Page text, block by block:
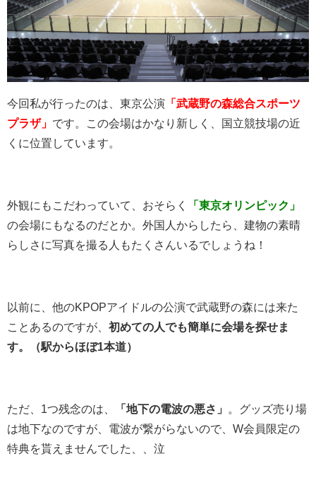
今回私が行ったのは、東京公演 「武蔵野の森総合スポーツ
プラザ」 です。この会場はかなり新しく、国立競技場の近
くに位置しています。
外観にもこだわっていて、おそらく
「東京オリンピック」
の会場にもなるのだとか。外国人からしたら、建物の素晴
らしさに写真を撮る人もたくさんいるでしょうね！
以前に、他のKPOPアイドルの公演で武蔵野の森には来た
ことあるのですが、 初めての人でも簡単に会場を探せま
す。（駅からほぼ1本道）
ただ、1つ残念のは、 「地下の電波の悪さ」
。グッズ売り場
は地下なのですが、電波が繋がらないので、W会員限定の
特典を貰えませんでした、、泣